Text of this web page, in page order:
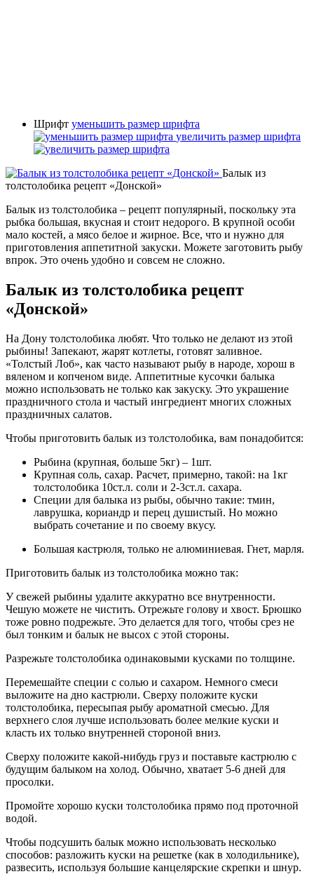
Шрифт уменьшить размер шрифта
увеличить размер шрифта
Балык из
толстолобика рецепт «Донской»
Балык из толстолобика – рецепт популярный, поскольку эта
рыбка большая, вкусная и стоит недорого. В крупной особи
мало костей, а мясо белое и жирное. Все, что и нужно для
приготовления аппетитной закуски. Можете заготовить рыбу
впрок. Это очень удобно и совсем не сложно.
Балык из толстолобика рецепт
«Донской»
На Дону толстолобика любят. Что только не делают из этой
рыбины! Запекают, жарят котлеты, готовят заливное.
«Толстый Лоб», как часто называют рыбу в народе, хорош в
вяленом и копченом виде. Аппетитные кусочки балыка
можно использовать не только как закуску. Это украшение
праздничного стола и частый ингредиент многих сложных
праздничных салатов.
Чтобы приготовить балык из толстолобика, вам понадобится:
Рыбина (крупная, больше 5кг) – 1шт.
Крупная соль, сахар. Расчет, примерно, такой: на 1кг
толстолобика 10ст.л. соли и 2-3ст.л. сахара.
Специи для балыка из рыбы, обычно такие: тмин,
лаврушка, кориандр и перец душистый. Но можно
выбрать сочетание и по своему вкусу.
Большая кастрюля, только не алюминиевая. Гнет, марля.
Приготовить балык из толстолобика можно так:
У свежей рыбины удалите аккуратно все внутренности.
Чешую можете не чистить. Отрежьте голову и хвост. Брюшко
тоже ровно подрежьте. Это делается для того, чтобы срез не
был тонким и балык не высох с этой стороны.
Разрежьте толстолобика одинаковыми кусками по толщине.
Перемешайте специи с солью и сахаром. Немного смеси
выложите на дно кастрюли. Сверху положите куски
толстолобика, пересыпая рыбу ароматной смесью. Для
верхнего слоя лучше использовать более мелкие куски и
класть их только внутренней стороной вниз.
Сверху положите какой-нибудь груз и поставьте кастрюлю с
будущим балыком на холод. Обычно, хватает 5-6 дней для
просолки.
Промойте хорошо куски толстолобика прямо под проточной
водой.
Чтобы подсушить балык можно использовать несколько
способов: разложить куски на решетке (как в холодильнике),
развесить, используя большие канцелярские скрепки и шнур.